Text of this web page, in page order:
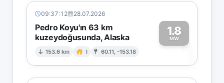
09:37:12 28.07.2026
Pedro Koyu'ın 63 km
kuzeydoğusunda, Alaska
153.6 km I 60.11, -153.18
1.8
MW1